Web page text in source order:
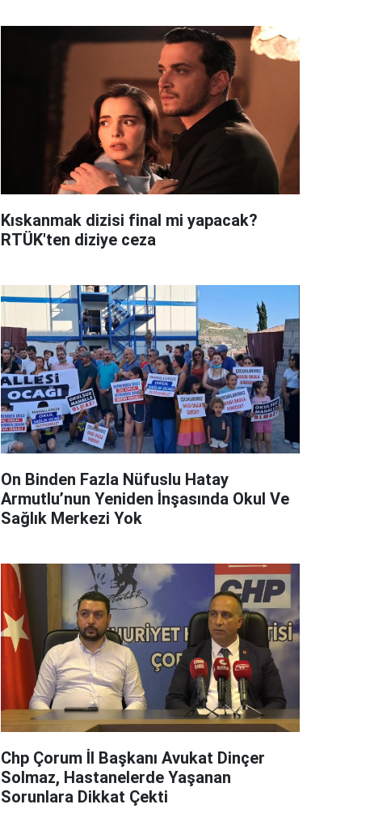
Kıskanmak dizisi final mi yapacak?
RTÜK'ten diziye ceza
On Binden Fazla Nüfuslu Hatay
Armutlu’nun Yeniden İnşasında Okul Ve
Sağlık Merkezi Yok
Chp Çorum İl Başkanı Avukat Dinçer
Solmaz, Hastanelerde Yaşanan
Sorunlara Dikkat Çekti